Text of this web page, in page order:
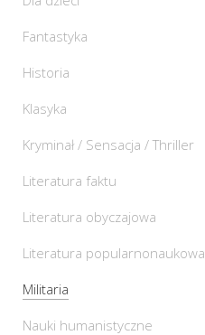
Fantastyka
Historia
Klasyka
Kryminał / Sensacja / Thriller
Literatura faktu
Literatura obyczajowa
Literatura popularnonaukowa
Militaria
Nauki humanistyczne